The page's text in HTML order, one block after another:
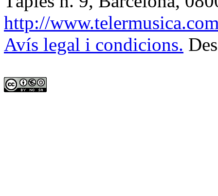
http://
Avís legal i condicions.